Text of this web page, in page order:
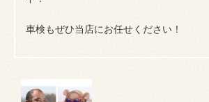
車検もぜひ当店にお任せください！